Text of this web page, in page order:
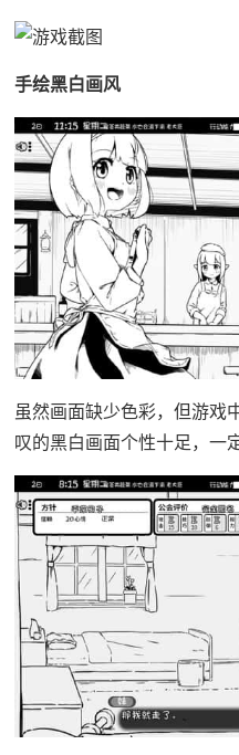
手绘黑白画风
虽然画面缺少色彩，但游戏
叹的黑白画面个性十足，一